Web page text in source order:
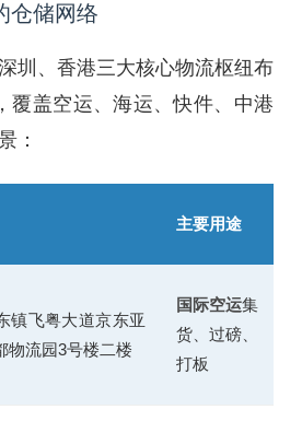
仓储网络
圳、香港三大核心物流枢纽布
覆盖空运、海运、快件、中港
：
主要用途
镇飞粤大道京东亚
物流园3号楼二楼
国际空运集
货、过磅、
打板